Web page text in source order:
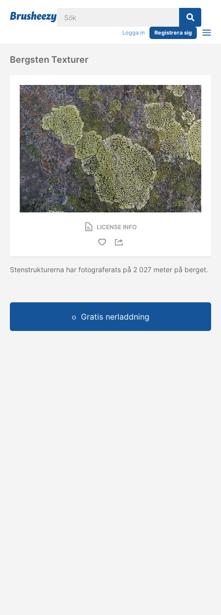
Logga in Registrera sig
Bergsten Texturer
LICENSE INFO
Stenstrukturerna har fotograferats på 2 027 meter på berget.
Gratis nerladdning